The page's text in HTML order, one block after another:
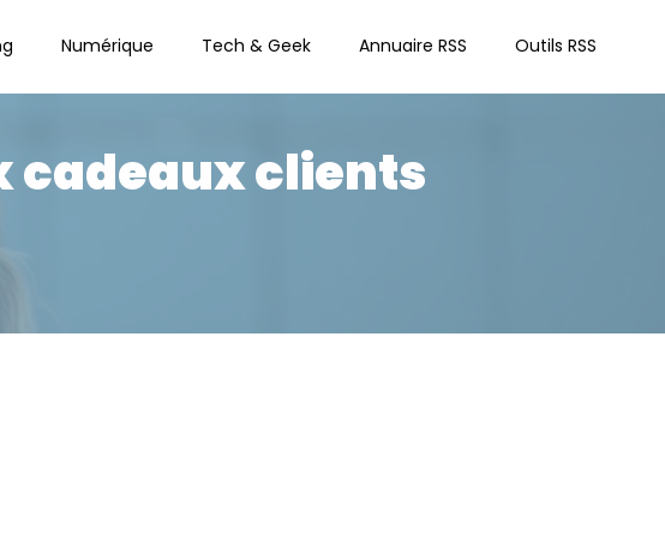
Numérique Tech & Geek Annuaire RSS Outils RSS
cadeaux clients